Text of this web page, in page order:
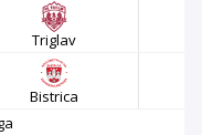
Triglav
Bistrica